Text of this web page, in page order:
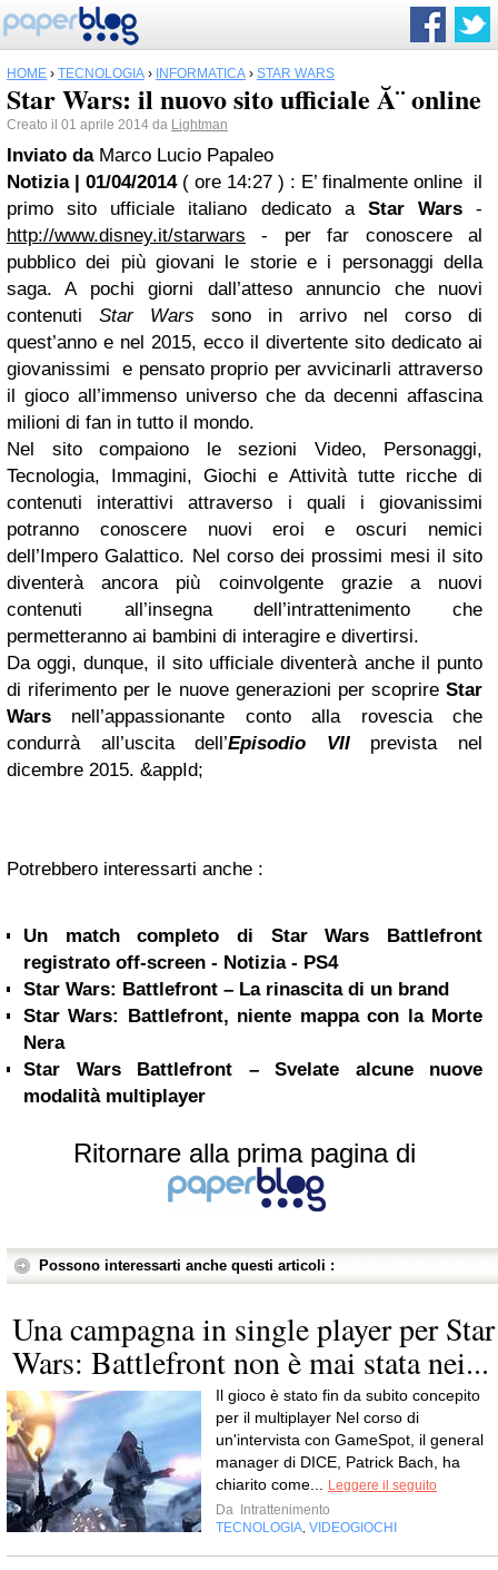
HOME › TECNOLOGIA › INFORMATICA › STAR WARS
Star Wars: il nuovo sito ufficiale Ă¨ online
Creato il 01 aprile 2014 da Lightman
Inviato da Marco Lucio Papaleo
Notizia | 01/04/2014 ( ore 14:27 ) : E’ finalmente online il
primo sito ufficiale italiano dedicato a Star Wars-
http://www.disney.it/starwars - per far conoscere al
pubblico dei più giovani le storie e i personaggi della
saga. A pochi giorni dall’atteso annuncio che nuovi
contenuti Star Wars sono in arrivo nel corso di
quest’anno e nel 2015, ecco il divertente sito dedicato ai
giovanissimi e pensato proprio per avvicinarli attraverso
il gioco all’immenso universo che da decenni affascina
milioni di fan in tutto il mondo.
Nel sito compaiono le sezioni Video, Personaggi,
Tecnologia, Immagini, Giochi e Attività tutte ricche di
contenuti interattivi attraverso i quali i giovanissimi
potranno conoscere nuovi eroi e oscuri nemici
dell’Impero Galattico. Nel corso dei prossimi mesi il sito
diventerà ancora più coinvolgente grazie a nuovi
contenuti all’insegna dell’intrattenimento che
permetteranno ai bambini di interagire e divertirsi.
Da oggi, dunque, il sito ufficiale diventerà anche il punto
di riferimento per le nuove generazioni per scoprire Star
Wars nell’appassionante conto alla rovescia che
condurrà all’uscita dell’Episodio VII
prevista nel
dicembre 2015. &appId;
Potrebbero interessarti anche :
Un match completo di Star Wars Battlefront
registrato off-screen - Notizia - PS4
Star Wars: Battlefront – La rinascita di un brand
Star Wars: Battlefront, niente mappa con la Morte
Nera
Star Wars Battlefront – Svelate alcune nuove
modalità multiplayer
Ritornare alla prima pagina di
Possono interessarti anche questi articoli :
Una campagna in single player per Star
Wars: Battlefront non è mai stata nei...
Il gioco è stato fin da subito concepito
per il multiplayer Nel corso di
un'intervista con GameSpot, il general
manager di DICE, Patrick Bach, ha
chiarito come...
Leggere il seguito
Da
Intrattenimento
TECNOLOGIA VIDEOGIOCHI